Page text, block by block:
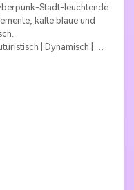
Stadt-leuchtende
kalte blaue und
| Dynamisch |